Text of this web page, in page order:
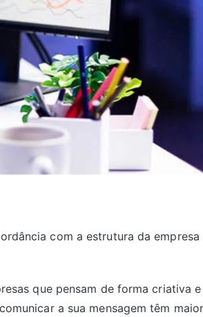
com a estrutura da empresa
que pensam de forma criativa
a sua mensagem têm maior